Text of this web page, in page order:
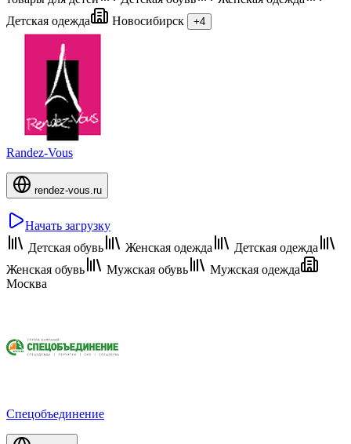
Детская одежда
Новосибирск +4
Randez-Vous
rendez-vous.ru
Начать загрузку
Детская обувь
Женская одежда
Детская одежда
Женская обувь
Мужская обувь
Мужская одежда
Москва
Спецобъединение